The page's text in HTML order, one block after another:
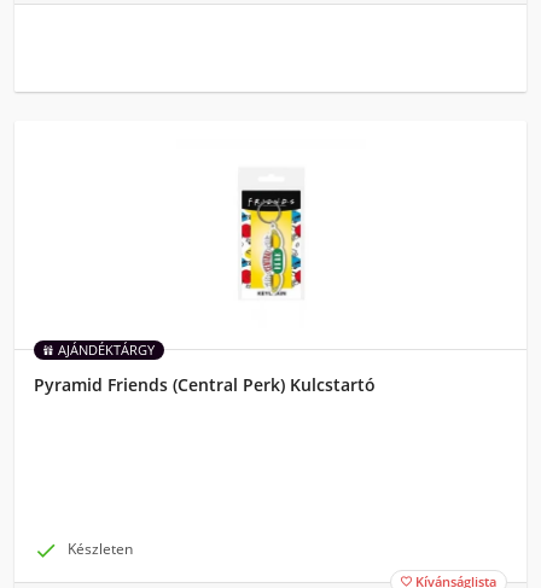
AJÁNDÉKTÁRGY
Pyramid Friends (Central Perk) Kulcstartó
 Készleten
 Kívánságlista